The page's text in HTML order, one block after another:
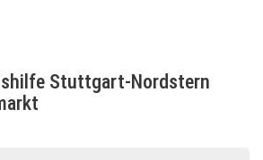
Stuttgart-Nordstern